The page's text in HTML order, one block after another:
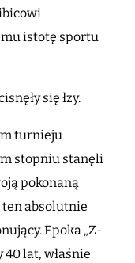
istotę sportu
się łzy.
turnieju
stopniu stanęli
pokonaną
ten absolutnie
Epoka „Z-
40 lat, właśnie